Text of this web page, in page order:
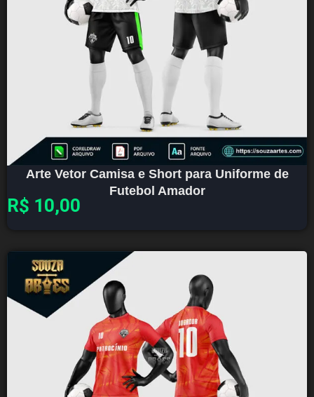
Arte Vetor Camisa e Short para Uniforme de
Futebol Amador
R$ 10,00